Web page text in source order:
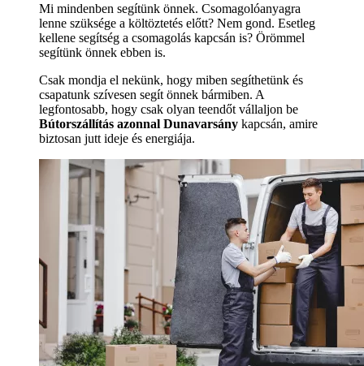
Mi mindenben segítünk önnek. Csomagolóanyagra
lenne szüksége a költöztetés előtt? Nem gond. Esetleg
kellene segítség a csomagolás kapcsán is? Örömmel
segítünk önnek ebben is.
Csak mondja el nekünk, hogy miben segíthetünk és
csapatunk szívesen segít önnek bármiben. A
legfontosabb, hogy csak olyan teendőt vállaljon be
Bútorszállítás azonnal Dunavarsány kapcsán, amire
biztosan jutt ideje és energiája.